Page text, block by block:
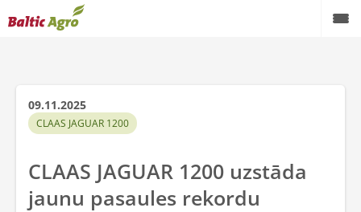
09.11.2025
CLAAS JAGUAR 1200
CLAAS JAGUAR 1200 uzstāda
jaunu pasaules rekordu